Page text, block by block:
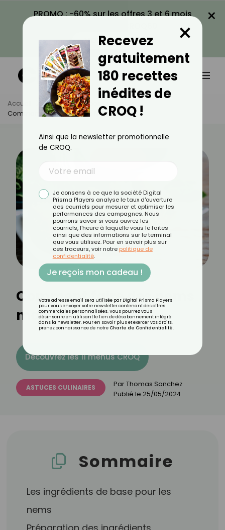
PROMO : -60% sur les offres 3 et 6 mois
VOIR LA PROMO
×
Accueil Actus
Astuces Culinaires
Comment Faire Des Nems Maison ?
Comment faire des nems
maison ?
Découvrez les 11 menus CROQ
ASTUCES CULINAIRES ParThomas Sanchez
Publié le 25/05/2024
Sommaire
Les ingrédients de base pour les
nems
Recevez
gratuitement
180 recettes
inédites de
CROQ !
×
Ainsi que la newsletter promotionnelle
de CROQ.
Je consens à ce que la société Digital
Prisma Players analyse le taux d'ouverture
des courriels pour mesurer et optimiser les
performances des campagnes. Nous
pourrons savoir si vous ouvrez les
courriels, l'heure à laquelle vous le faites
ainsi que des informations sur le terminal
que vous utilisez. Pour en savoir plus sur
ces traceurs, voir notre politique de
confidentialité.
Je reçois mon cadeau !
Votre adresse email sera utilisée par Digital Prisma Players
pour vous envoyer votre newsletter contenant des offres
commerciales personnalisées. Vous pourrez vous
désinscrire en utilisant le lien de désabonnement intégré
dans la newsletter. Pour en savoir plus et exercer vos droits,
prenez connaissance de notre Charte de Confidentialité.